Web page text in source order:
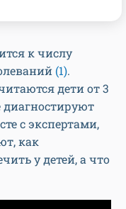
к числу
(1).
дети от 3
диагностируют
с экспертами,
как
у детей, а что